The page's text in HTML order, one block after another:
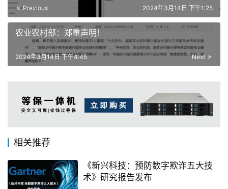
Previous 2024年3月14日 下午1:25
农业农村部：郑重声明！
Next
2024年3月14日 下午4:45
相关推荐
《新兴科技：预防数字欺诈五大技
术》研究报告发布